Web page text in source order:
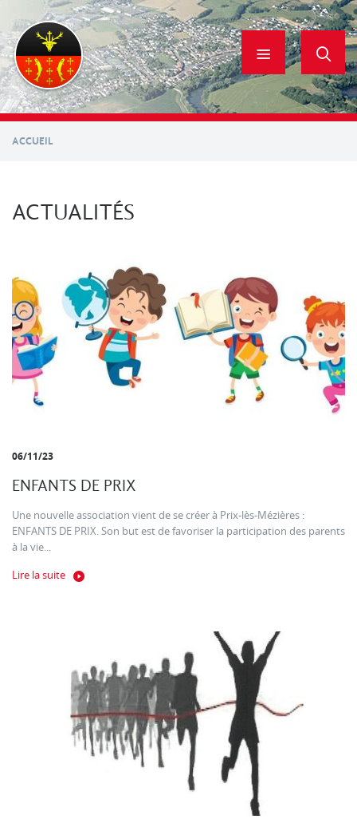
contenu
principal
ACCUEIL
ACTUALITÉS
06/11/23
ENFANTS DE PRIX
Une nouvelle association vient de se créer à Prix-lès-Mézières :
ENFANTS DE PRIX. Son but est de favoriser la participation des parents
à la vie...
Lire la suite